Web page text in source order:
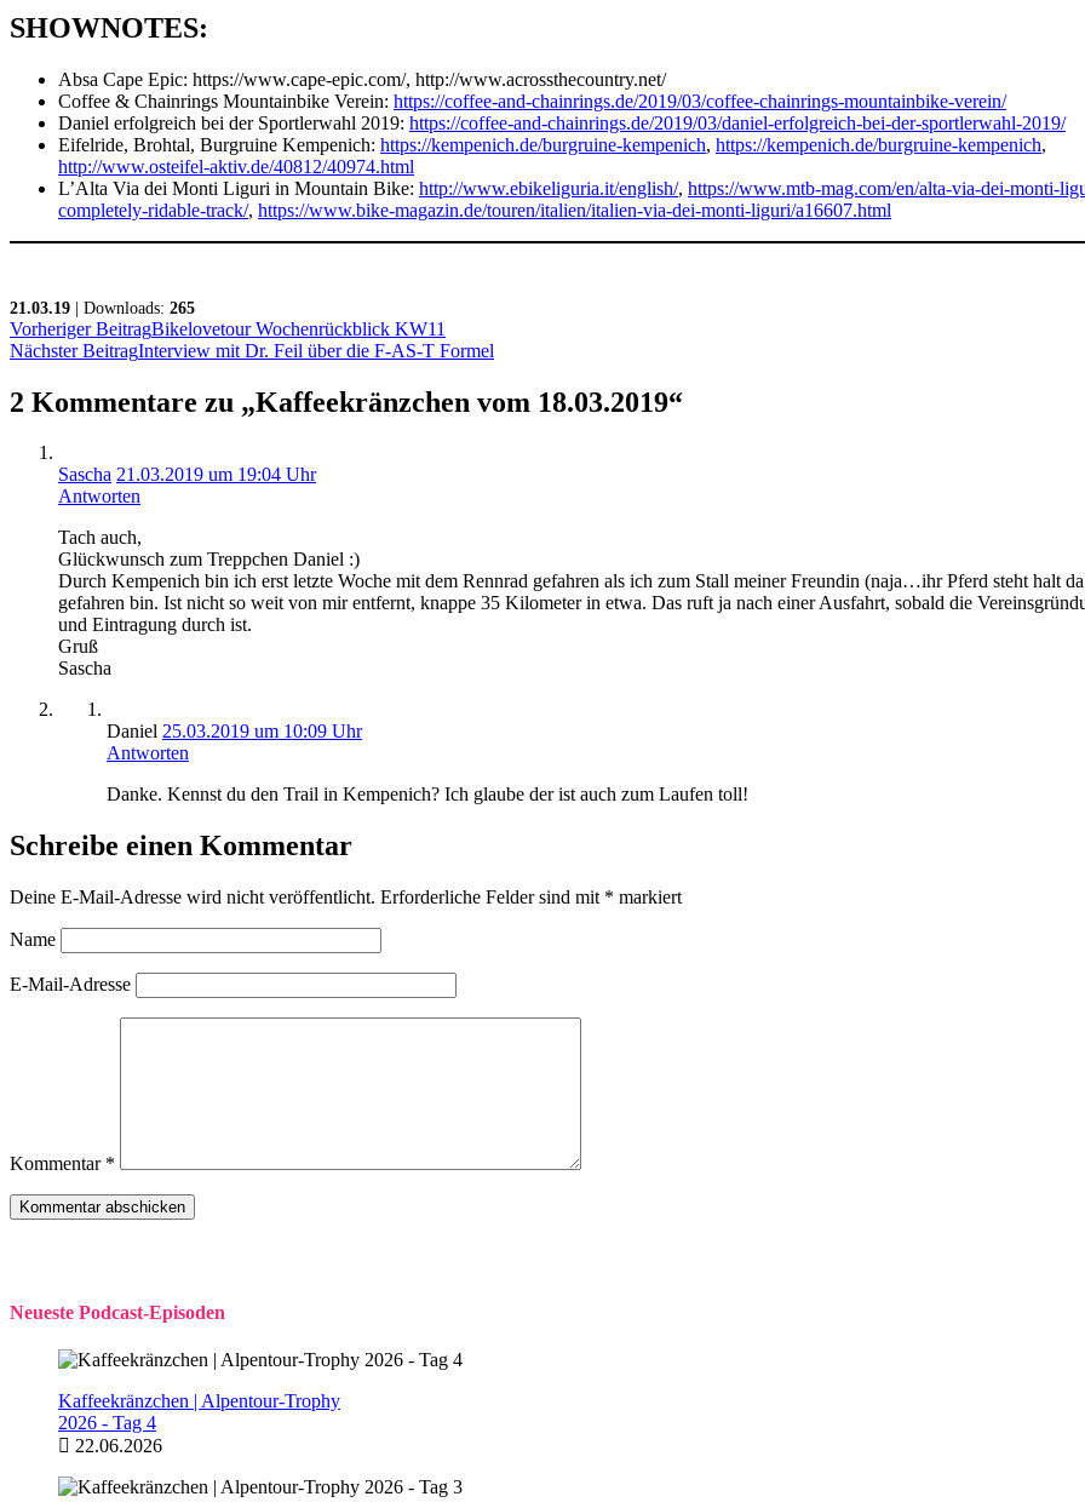
SHOWNOTES:
Absa Cape Epic: https://www.cape-epic.com/, http://www.acrossthecountry.net/
Coffee & Chainrings Mountainbike Verein: https://coffee-and-chainrings.de/2019/03/coffee-chainrings-mountainbike-verein/
Daniel erfolgreich bei der Sportlerwahl 2019: https://coffee-and-chainrings.de/2019/03/daniel-erfolgreich-bei-der-sportlerwahl-2019/
Eifelride, Brohtal, Burgruine Kempenich: https://kempenich.de/burgruine-kempenich, https://kempenich.de/burgruine-kempenich,
http://www.osteifel-aktiv.de/40812/40974.html
L’Alta Via dei Monti Liguri in Mountain Bike: http://www.ebikeliguria.it/english/, https://www.mtb-mag.com/en/alta-via-dei-monti-
completely-ridable-track/, https://www.bike-magazin.de/touren/italien/italien-via-dei-monti-liguri/a16607.html
21.03.19 | Downloads: 265
Vorheriger BeitragBikelovetour Wochenrückblick KW11
Nächster BeitragInterview mit Dr. Feil über die F-AS-T Formel
2 Kommentare zu „Kaffeekränzchen vom 18.03.2019“
Sascha 21.03.2019 um 19:04 Uhr
Antworten
Tach auch,
Glückwunsch zum Treppchen Daniel :)
Durch Kempenich bin ich erst letzte Woche mit dem Rennrad gefahren als ich zum Stall meiner Freundin (naja…ihr Pferd steht halt
gefahren bin. Ist nicht so weit von mir entfernt, knappe 35 Kilometer in etwa. Das ruft ja nach einer Ausfahrt, sobald die
und Eintragung durch ist.
Gruß
Sascha
Daniel 25.03.2019 um 10:09 Uhr
Antworten
Danke. Kennst du den Trail in Kempenich? Ich glaube der ist auch zum Laufen toll!
Schreibe einen Kommentar
Deine E-Mail-Adresse wird nicht veröffentlicht. Erforderliche Felder sind mit * markiert
Name
E-Mail-Adresse
Kommentar *
Neueste Podcast-Episoden
Kaffeekränzchen | Alpentour-Trophy
2026 - Tag 4
22.06.2026